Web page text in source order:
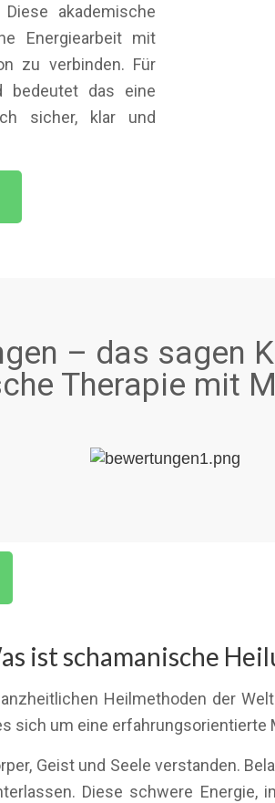
akademische
Energiearbeit mit
zu verbinden. Für
bedeutet das eine
sicher, klar und
– das sagen
Therapie mit
ist schamanische
Heilmethoden der
sich um eine
Geist und Seele verstanden.
Diese schwere